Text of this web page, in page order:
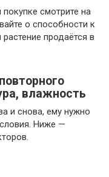
смотрите на
о способности к
продаётся в
влажность
и снова, ему нужно
Ниже —